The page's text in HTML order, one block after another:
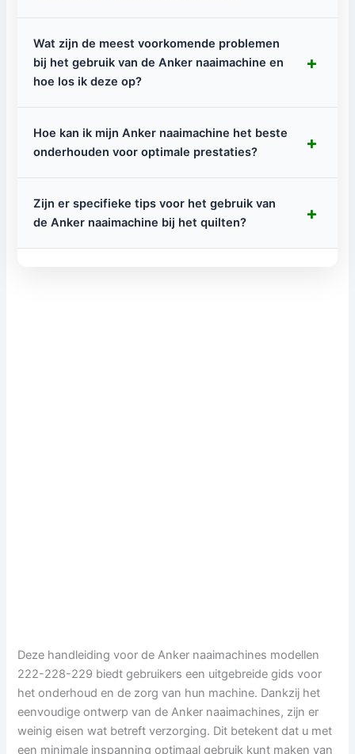
Wat zijn de meest voorkomende problemen
bij het gebruik van de Anker naaimachine en
hoe los ik deze op?
+
Hoe kan ik mijn Anker naaimachine het beste
onderhouden voor optimale prestaties?
+
Zijn er specifieke tips voor het gebruik van
de Anker naaimachine bij het quilten?
+
Deze handleiding voor de Anker naaimachines modellen
222-228-229 biedt gebruikers een uitgebreide gids voor
het onderhoud en de zorg van hun machine. Dankzij het
eenvoudige ontwerp van de Anker naaimachines, zijn er
weinig eisen wat betreft verzorging. Dit betekent dat u met
een minimale inspanning optimaal gebruik kunt maken van